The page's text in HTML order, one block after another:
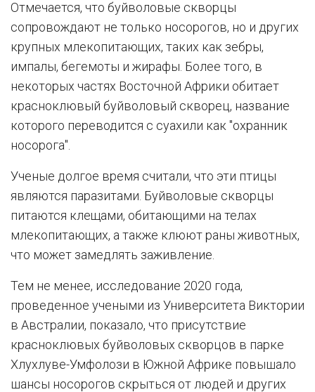
Отмечается, что буйволовые скворцы
сопровождают не только носорогов, но и других
крупных млекопитающих, таких как зебры,
импалы, бегемоты и жирафы. Более того, в
некоторых частях Восточной Африки обитает
красноклювый буйволовый скворец, название
которого переводится с суахили как "охранник
носорога".
Ученые долгое время считали, что эти птицы
являются паразитами. Буйволовые скворцы
питаются клещами, обитающими на телах
млекопитающих, а также клюют раны животных,
что может замедлять заживление.
Тем не менее, исследование 2020 года,
проведенное учеными из Университета Виктории
в Австралии, показало, что присутствие
красноклювых буйволовых скворцов в парке
Хлухлуве-Умфолози в Южной Африке повышало
шансы носорогов скрыться от людей и других